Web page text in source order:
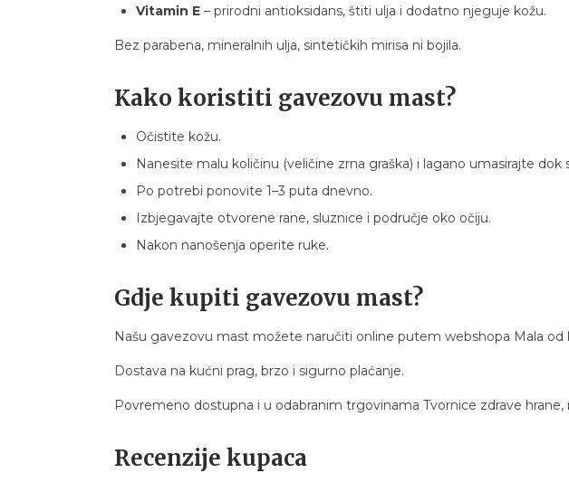
Vitamin E – prirodni antioksidans, štiti ulja i dodatno njeguje kožu.
Bez parabena, mineralnih ulja, sintetičkih mirisa ni bojila.
Kako koristiti gavezovu mast?
Očistite kožu.
Nanesite malu količinu (veličine zrna graška) i lagano umasirajte dok
Po potrebi ponovite 1–3 puta dnevno.
Izbjegavajte otvorene rane, sluznice i područje oko očiju.
Nakon nanošenja operite ruke.
Gdje kupiti gavezovu mast?
Našu gavezovu mast možete naručiti online putem webshopa Mala od
Dostava na kućni prag, brzo i sigurno plaćanje.
Povremeno dostupna i u odabranim trgovinama Tvornice zdrave
Recenzije kupaca